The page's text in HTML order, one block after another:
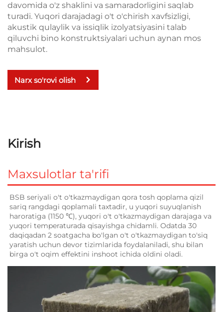
davomida o'z shaklini va samaradorligini saqlab
turadi. Yuqori darajadagi o't o'chirish xavfsizligi,
akustik qulaylik va issiqlik izolyatsiyasini talab
qiluvchi bino konstruktsiyalari uchun aynan mos
mahsulot.
Narx so'rovi olish
Kirish
Maxsulotlar ta'rifi
BSB seriyali o't o'tkazmaydigan qora tosh qoplama qizil
sariq rangdagi qoplamali taxtadir, u yuqori suyuqlanish
haroratiga (1150 ℃), yuqori o't o'tkazmaydigan darajaga va
yuqori temperaturada qisayishga chidamli. Odatda 30
daqiqadan 2 soatgacha bo'lgan o't o'tkazmaydigan to'siq
yaratish uchun devor tizimlarida foydalaniladi, shu bilan
birga o't oqim effektini inshoot ichida oldini oladi.